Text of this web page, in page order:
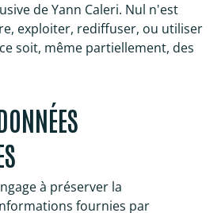
de Yann Caleri. Nul n'est
exploiter, rediffuser, ou utiliser
soit, même partiellement, des
à préserver la
fournies par